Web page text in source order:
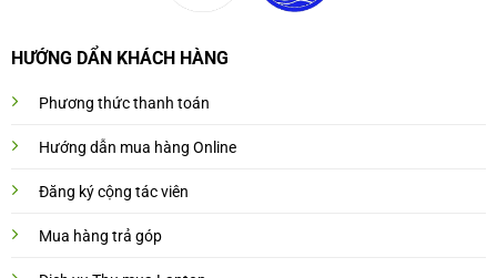
HƯỚNG DẨN KHÁCH HÀNG
Phương thức thanh toán
Hướng dẫn mua hàng Online
Đăng ký cộng tác viên
Mua hàng trả góp